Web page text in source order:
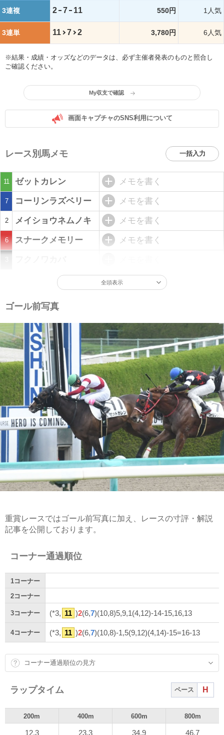
3連複 2 7 11 550円 1人気
3連単 11 7 2 3,780円 6人気
※結果・成績・オッズなどのデータは、必ず主催者発表のものと照合し
ご確認ください。
My収支で確認
画面キャプチャのSNS利用について
レース別馬メモ 一括入力
11 ゼットカレン メモを書く
7 コーリンラズベリー メモを書く
2 メイショウネムノキ メモを書く
6 スナークメモリー メモを書く
全頭表示
ゴール前写真
重賞レースではゴール前写真に加え、レースの寸評・解説
記事を公開しております。
コーナー通過順位
1コーナー
2コーナー
3コーナー (*3, 11 )2(6,7)(10,8)5,9,1(4,12)-14-15,16,13
4コーナー (*3, 11 )2(6,7)(10,8)-1,5(9,12)(4,14)-15=16-13
コーナー通過順位の見方
ラップタイム ペース H
200m 400m 600m 800m
12.3 23.3 34.9 46.7